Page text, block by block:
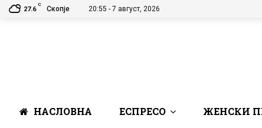
27.6
C
Скопје 20:55 - 7 август, 2026
НАСЛОВНА ЕСПРЕСО ЖЕНСКИ